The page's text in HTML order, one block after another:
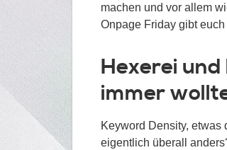
machen und vor allem
Onpage Friday gibt
Hexerei und
immer
Keyword Density, etwas
eigentlich überall